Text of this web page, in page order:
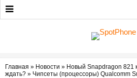
Главная » Новости » Новый Snapdragon 821
ждать? » Чипсеты (процессоры) Qualcomm